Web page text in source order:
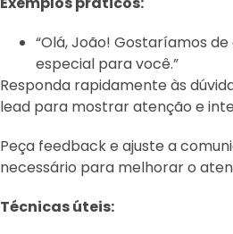
“Olá, João! Gostaríamos
especial para você.”
Responda rapidamente às
lead para mostrar atenção e
Peça feedback e ajuste a
necessário para melhorar o
Técnicas úteis: